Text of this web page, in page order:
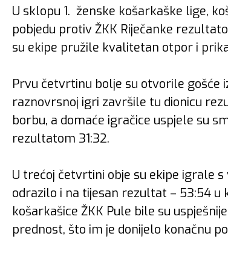
U sklopu 1. ženske košarkaške lige,
pobjedu protiv ŽKK Riječanke
su ekipe pružile kvalitetan otpor i
Prvu četvrtinu bolje su otvorile gošće
raznovrsnoj igri završile tu dionicu
borbu, a domaće igračice uspjele su
rezultatom 31:32.
U trećoj četvrtini obje su ekipe igrale
odrazilo i na tijesan rezultat – 53:54 u
košarkašice ŽKK Pule bile su
prednost, što im je donijelo konačnu